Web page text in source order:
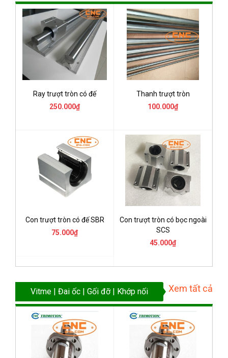
Ray trượt tròn có đế
250.000₫
Thanh trượt tròn
100.000₫
Con trượt tròn có đế SBR
75.000₫
Con trượt tròn có bọc ngoài
SCS
45.000₫
Vitme | Đai ốc | Gối đỡ | Khớp nối Xem tất cả